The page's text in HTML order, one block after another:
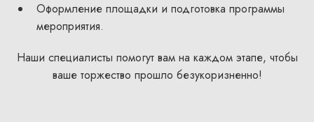
Оформление площадки и подготовка программы
мероприятия.
Наши специалисты помогут вам на каждом этапе, чтобы
ваше торжество прошло безукоризненно!